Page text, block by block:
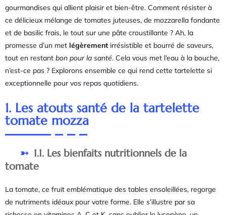
gourmandises qui allient plaisir et bien-être. Comment résister à
ce délicieux mélange de tomates juteuses, de mozzarella fondante
et de basilic frais, le tout sur une pâte croustillante ? Ah, la
promesse d’un met légèrement irrésistible et bourré de saveurs,
tout en restant bon pour la santé. Cela vous met l’eau à la bouche,
n’est-ce pas ? Explorons ensemble ce qui rend cette tartelette si
exceptionnelle pour vos repas quotidiens.
1. Les atouts santé de la tartelette
tomate mozza
1.1. Les bienfaits nutritionnels de la
tomate
La tomate, ce fruit emblématique des tables ensoleillées, regorge
de nutriments idéaux pour votre forme. Elle s’illustre par sa